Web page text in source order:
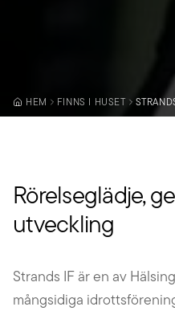
HEM FINNS I HUSET
Rörelseglädje,
utveckling
Strands IF är en av
mångsidiga